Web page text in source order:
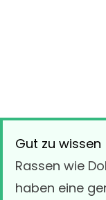
Gut zu wissen
Rassen wie
haben eine